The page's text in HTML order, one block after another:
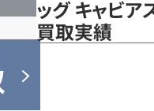
ッグ キャビア
買取実績